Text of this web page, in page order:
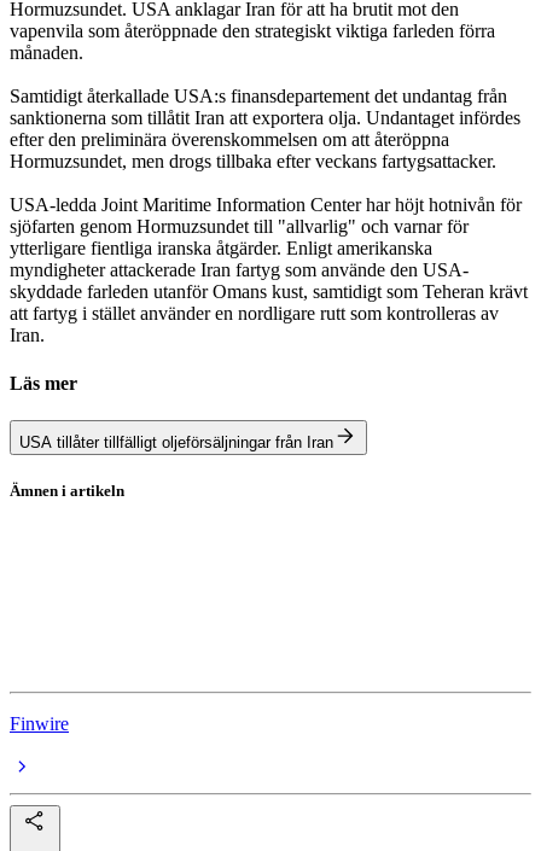
Hormuzsundet. USA anklagar Iran för att ha brutit mot den
vapenvila som återöppnade den strategiskt viktiga farleden förra
månaden.
Samtidigt återkallade USA:s finansdepartement det undantag från
sanktionerna som tillåtit Iran att exportera olja. Undantaget infördes
efter den preliminära överenskommelsen om att återöppna
Hormuzsundet, men drogs tillbaka efter veckans fartygsattacker.
USA-ledda Joint Maritime Information Center har höjt hotnivån för
sjöfarten genom Hormuzsundet till "allvarlig" och varnar för
ytterligare fientliga iranska åtgärder. Enligt amerikanska
myndigheter attackerade Iran fartyg som använde den USA-
skyddade farleden utanför Omans kust, samtidigt som Teheran krävt
att fartyg i stället använder en nordligare rutt som kontrolleras av
Iran.
Läs mer
USA tillåter tillfälligt oljeförsäljningar från Iran
Ämnen i artikeln
Finwire